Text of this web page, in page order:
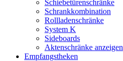
Schiebetürenschränke
Schrankkombination
Rollladenschränke
System K
Sideboards
Aktenschränke anzeigen
Empfangstheken